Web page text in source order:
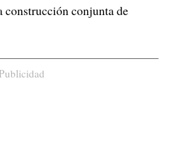
conjunta de
Publicidad